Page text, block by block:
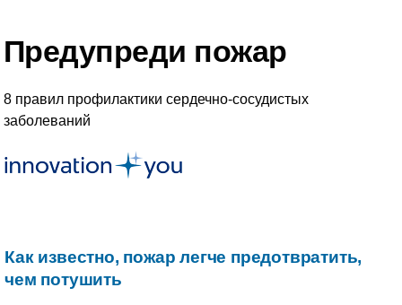
Предупреди пожар
8 правил профилактики сердечно-сосудистых
заболеваний
Как известно, пожар легче предотвратить,
чем потушить